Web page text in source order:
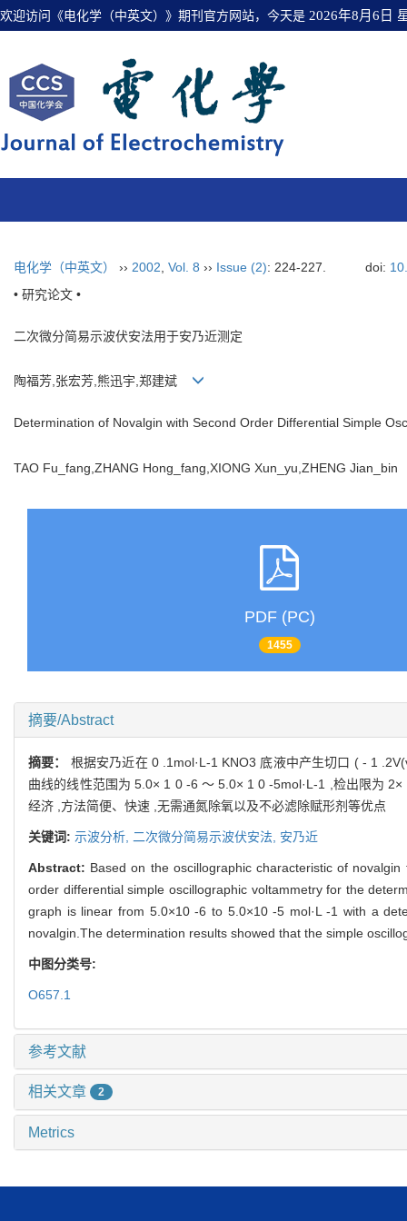
欢迎访问《电化学（中英文）》期刊官方网站，今天是 2026年8月6日
电化学（中英文） ›› 2002 Vol. 8 ›› Issue (2): 224-227. doi:
• 研究论文 •
二次微分简易示波伏安法用于安乃近测定
陶福芳,张宏芳,熊迅宇,郑建斌
Determination of Novalgin with Second Order Differential Simple
TAO Fu_fang,ZHANG Hong_fang,XIONG Xun_yu,ZHENG
PDF (PC)
1455
摘要/Abstract
摘要： 根据安乃近在 0 .1mol·L-1 KNO3 底液中产生切口 ( - 1
曲线的线性范围为 5.0× 1 0 -6 ～ 5.0× 1 0 -5mol·L-1 ,检出限为
经济 ,方法简便、快速 ,无需通氮除氧以及不必滤除赋形剂等优点
关键词: 示波分析, 二次微分简易示波伏安法, 安乃近
Abstract: Based on the oscillographic characteristic of
order differential simple oscillographic voltammetry for the
graph is linear from 5.0×10 -6 to 5.0×10 -5 mol·L -1 with a
novalgin.The determination results showed that the simple
中图分类号:
O657.1
参考文献
相关文章 2
Metrics